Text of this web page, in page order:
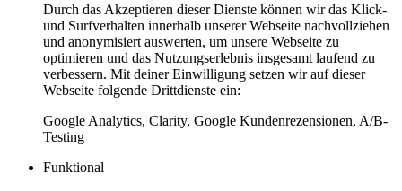
Durch das Akzeptieren dieser Dienste können wir das Klick-
und Surfverhalten innerhalb unserer Webseite nachvollziehen
und anonymisiert auswerten, um unsere Webseite zu
optimieren und das Nutzungserlebnis insgesamt laufend zu
verbessern. Mit deiner Einwilligung setzen wir auf dieser
Webseite folgende Drittdienste ein:
Google Analytics, Clarity, Google Kundenrezensionen, A/B-
Testing
Funktional